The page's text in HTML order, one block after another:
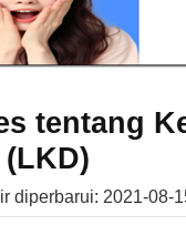
tentang
(LKD)
diperbarui: 2021-08-